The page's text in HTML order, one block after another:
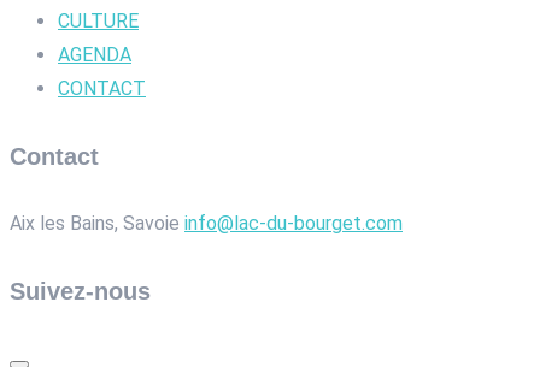
CULTURE
AGENDA
CONTACT
Contact
Aix les Bains, Savoie info@lac-du-bourget.com
Suivez-nous